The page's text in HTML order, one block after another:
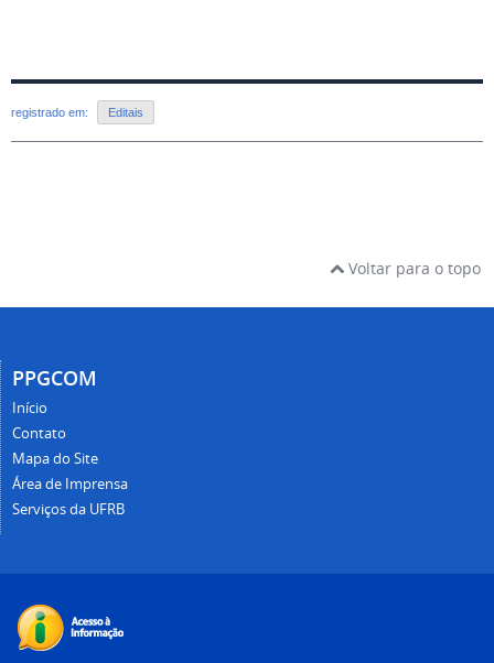
registrado em: Editais
Voltar para o topo
PPGCOM
Início
Contato
Mapa do Site
Área de Imprensa
Serviços da UFRB